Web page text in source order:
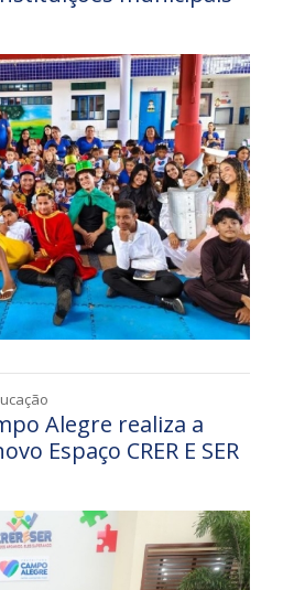
Alegre realiza a
Espaço CRER E SER